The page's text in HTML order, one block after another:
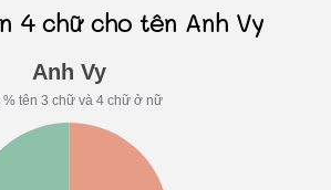
4 chữ cho tên Anh Vy